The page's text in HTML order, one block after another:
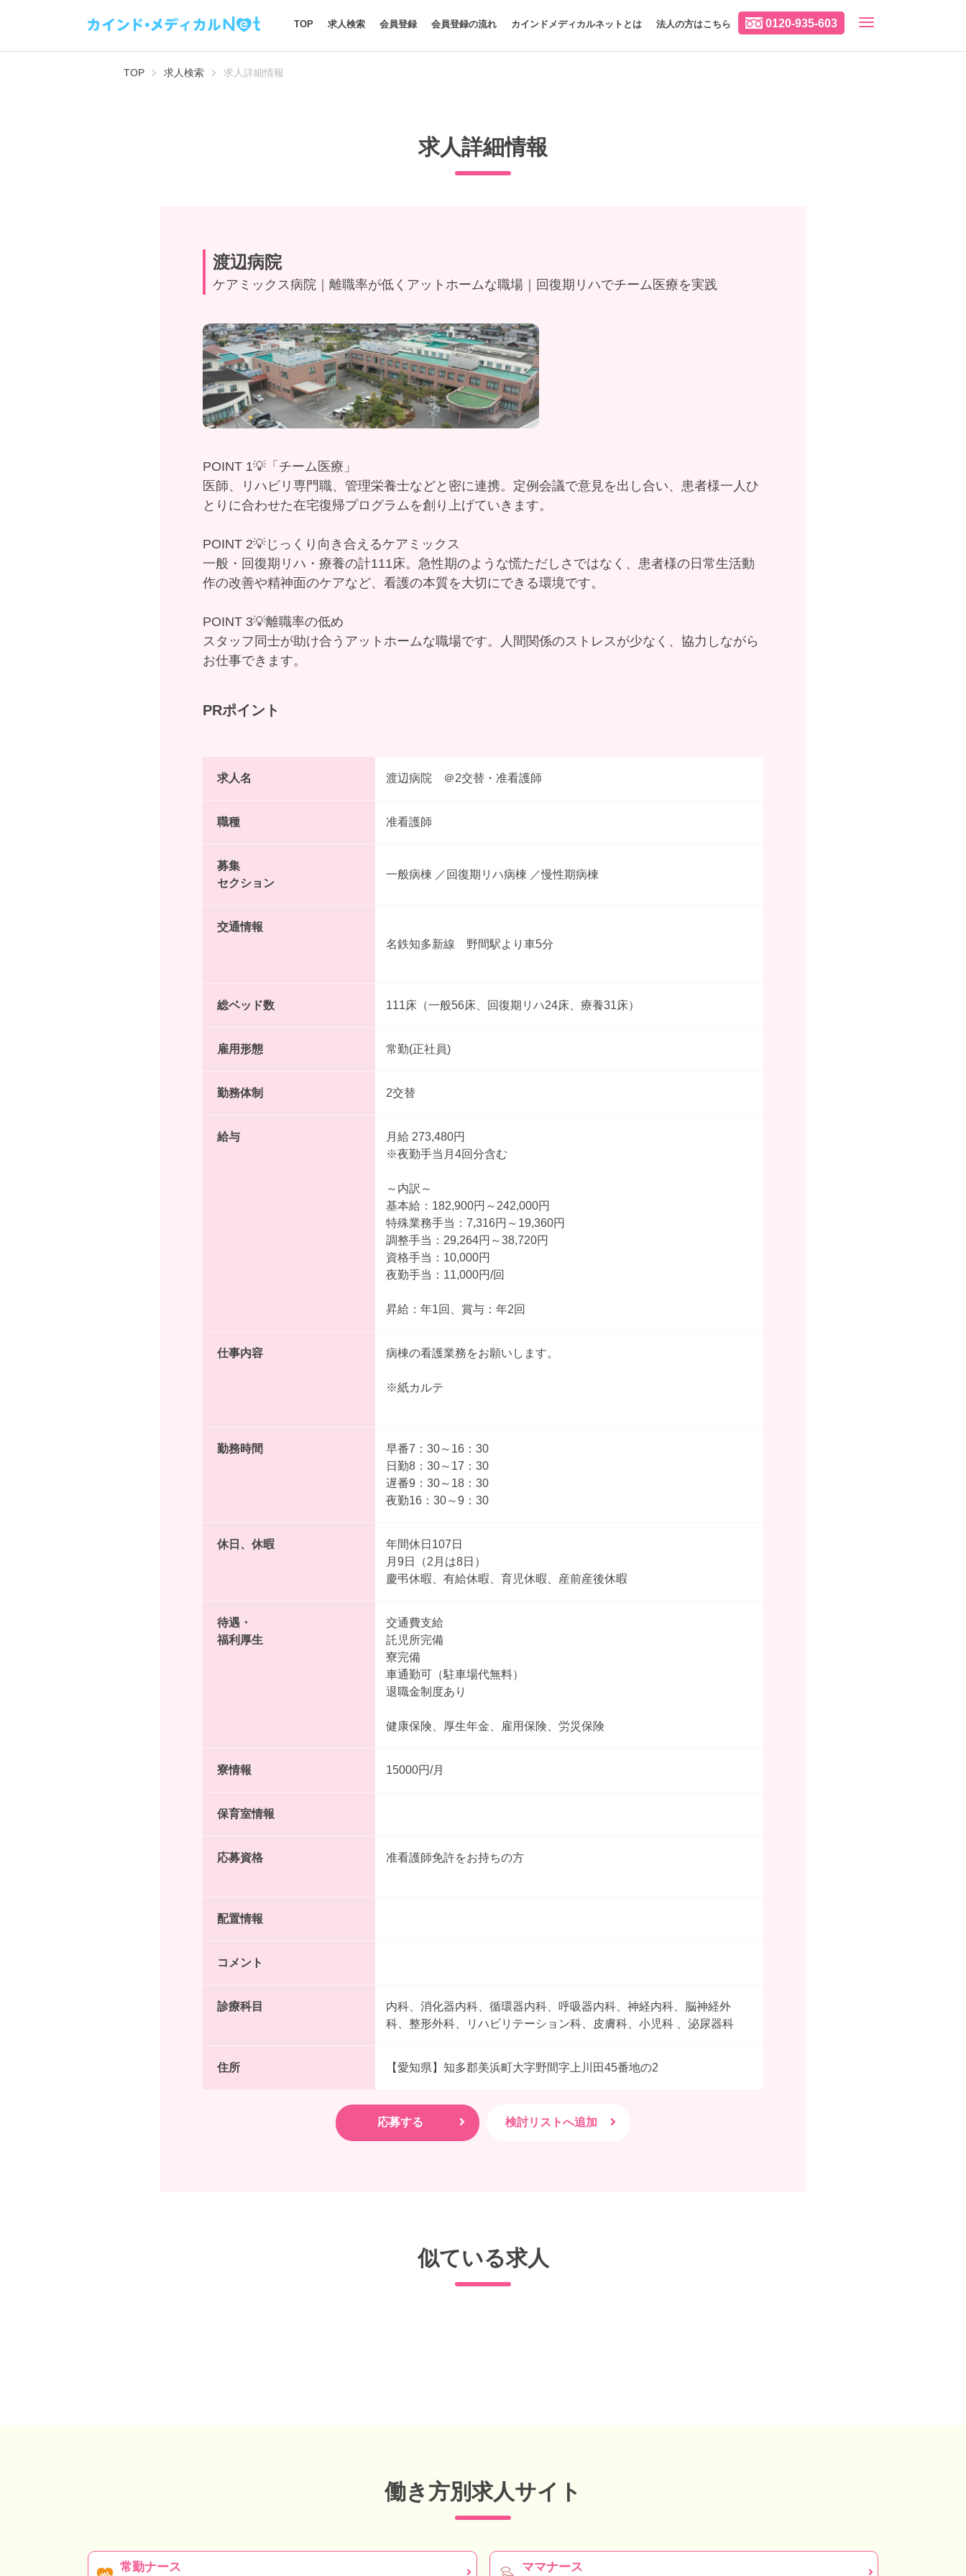
0120-935-603
TOP 求人検索 会員登録 会員登録の流れ カインドメディカルネットとは 法人の方はこちら
TOP 求人検索 求人詳細情報
求人詳細情報
渡辺病院
ケアミックス病院｜離職率が低くアットホームな職場｜回復期リハでチーム医療を実践
POINT 1💡「チーム医療」
医師、リハビリ専門職、管理栄養士などと密に連携。定例会議で意見を出し合い、患者様一人ひ
とりに合わせた在宅復帰プログラムを創り上げていきます。
POINT 2💡じっくり向き合えるケアミックス
一般・回復期リハ・療養の計111床。急性期のような慌ただしさではなく、患者様の日常生活動
作の改善や精神面のケアなど、看護の本質を大切にできる環境です。
POINT 3💡離職率の低め
スタッフ同士が助け合うアットホームな職場です。人間関係のストレスが少なく、協力しながら
お仕事できます。
PRポイント
求人名 渡辺病院 ＠2交替・准看護師
職種 准看護師
募集
セクション
一般病棟 ／回復期リハ病棟 ／慢性期病棟
交通情報
名鉄知多新線 野間駅より車5分
総ベッド数 111床（一般56床、回復期リハ24床、療養31床）
雇用形態 常勤(正社員)
勤務体制 2交替
給与
月給 273,480円
※夜勤手当月4回分含む
～内訳～
基本給：182,900円～242,000円
特殊業務手当：7,316円～19,360円
調整手当：29,264円～38,720円
資格手当：10,000円
夜勤手当：11,000円/回
昇給：年1回、賞与：年2回
仕事内容 病棟の看護業務をお願いします。
※紙カルテ
勤務時間
早番7：30～16：30
日勤8：30～17：30
遅番9：30～18：30
夜勤16：30～9：30
休日、休暇
年間休日107日
月9日（2月は8日）
慶弔休暇、有給休暇、育児休暇、産前産後休暇
待遇・
福利厚生
交通費支給
託児所完備
寮完備
車通勤可（駐車場代無料）
退職金制度あり
健康保険、厚生年金、雇用保険、労災保険
寮情報 15000円/月
保育室情報
応募資格 准看護師免許をお持ちの方
配置情報
コメント
診療科目
内科、消化器内科、循環器内科、呼吸器内科、神経内科、脳神経外
科、整形外科、リハビリテーション科、皮膚科、小児科 、泌尿器科
住所 【愛知県】知多郡美浜町大字野間字上川田45番地の2
似ている求人
働き方別求人サイト
常勤ナース ママナース